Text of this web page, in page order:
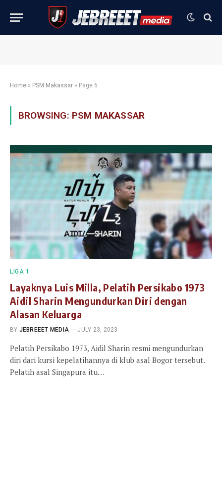
Home » PSM Makassar » Page 6
BROWSING: PSM MAKASSAR
LIGA 1
Layaknya Luis Milla, Pelatih Persikabo 1973
Aidil Sharin Mengundurkan Diri dengan
Alasan Keluarga
BY JEBREEET MEDIA JULY 23, 2023
Pelatih Persikabo 1973, Aidil Sharin resmi mengundurkan
diri dari kursi kepelatihannya di klub asal Bogor tersebut.
Pelatih asal Singapura itu…